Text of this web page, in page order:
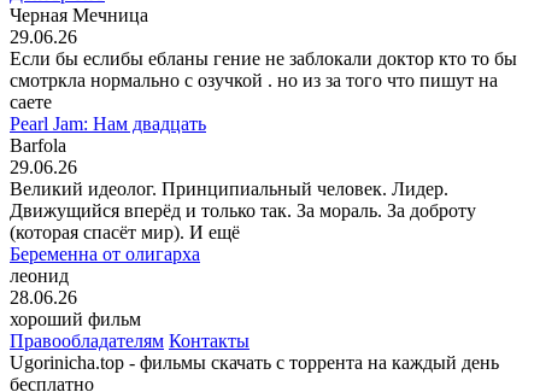
Черная Мечница
29.06.26
Если бы еслибы ебланы гение не заблокали доктор кто то бы
смотркла нормально с озучкой . но из за того что пишут на
саете
Pearl Jam: Нам двадцать
Barfola
29.06.26
Великий идеолог. Принципиальный человек. Лидер.
Движущийся вперёд и только так. За мораль. За доброту
(которая спасёт мир). И ещё
Беременна от олигарха
леонид
28.06.26
хороший фильм
Правообладателям Контакты
Ugorinicha.top - фильмы скачать с торрента на каждый день
бесплатно